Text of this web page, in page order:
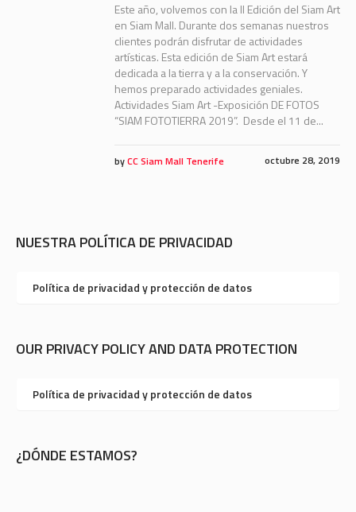
Este año, volvemos con la II Edición del Siam Art
en Siam Mall. Durante dos semanas nuestros
clientes podrán disfrutar de actividades
artísticas. Esta edición de Siam Art estará
dedicada a la tierra y a la conservación. Y
hemos preparado actividades geniales.
Actividades Siam Art -Exposición DE FOTOS
“SIAM FOTOTIERRA 2019”. Desde el 11 de...
octubre 28, 2019
byCC Siam Mall Tenerife
NUESTRA POLÍTICA DE PRIVACIDAD
Política de privacidad y protección de datos
OUR PRIVACY POLICY AND DATA PROTECTION
Política de privacidad y protección de datos
¿DÓNDE ESTAMOS?